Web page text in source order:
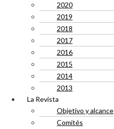
2020
2019
2018
2017
2016
2015
2014
2013
La Revista
Objetivo y alcance
Comités